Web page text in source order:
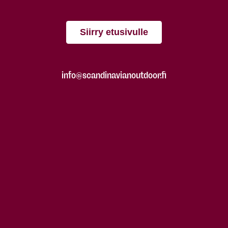
Siirry etusivulle
info@scandinavianoutdoor.fi